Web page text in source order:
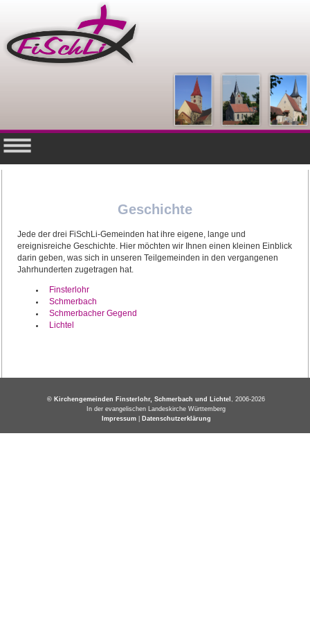
Geschichte
Jede der drei FiSchLi-Gemeinden hat ihre eigene, lange und
ereignisreiche Geschichte. Hier möchten wir Ihnen einen kleinen Einblick
darin geben, was sich in unseren Teilgemeinden in den vergangenen
Jahrhunderten zugetragen hat.
Finsterlohr
Schmerbach
Schmerbacher Gegend
Lichtel
© Kirchengemeinden Finsterlohr, Schmerbach und Lichtel , 2006-2026
In der evangelischen Landeskirche Württemberg
Impressum| Datenschutzerklärung